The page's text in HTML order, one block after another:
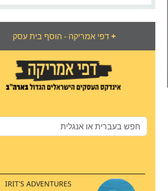
דפי אמריקה - הוסף בית עסק+
IRIT'S ADVENTURES